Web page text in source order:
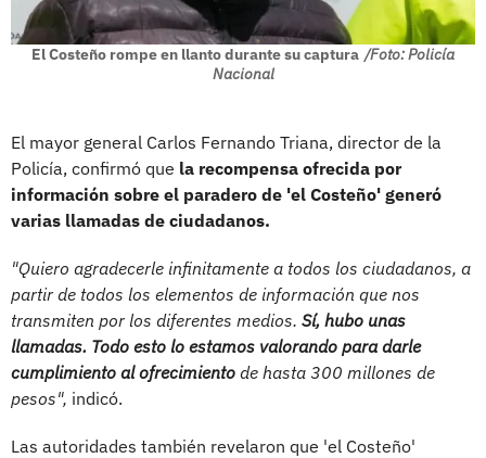
El Costeño rompe en llanto durante su captura /Foto: Policía
Nacional
El mayor general Carlos Fernando Triana, director de la
Policía, confirmó que la recompensa ofrecida por
información sobre el paradero de 'el Costeño' generó
varias llamadas de ciudadanos.
"Quiero agradecerle infinitamente a todos los ciudadanos, a
partir de todos los elementos de información que nos
transmiten por los diferentes medios. Sí, hubo unas
llamadas. Todo esto lo estamos valorando para darle
cumplimiento al ofrecimiento de hasta 300 millones de
pesos", indicó.
Las autoridades también revelaron que 'el Costeño'